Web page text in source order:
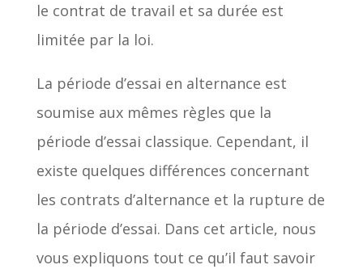
le contrat de travail et sa durée est
limitée par la loi.
La période d’essai en alternance est
soumise aux mêmes règles que la
période d’essai classique. Cependant, il
existe quelques différences concernant
les contrats d’alternance et la rupture de
la période d’essai. Dans cet article, nous
vous expliquons tout ce qu’il faut savoir